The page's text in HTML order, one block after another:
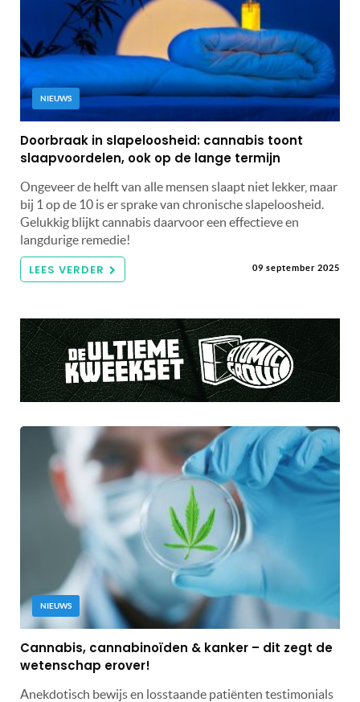
NIEUWS
Doorbraak in slapeloosheid: cannabis toont
slaapvoordelen, ook op de lange termijn
Ongeveer de helft van alle mensen slaapt niet lekker, maar
bij 1 op de 10 is er sprake van chronische slapeloosheid.
Gelukkig blijkt cannabis daarvoor een effectieve en
langdurige remedie!
LEES VERDER 09 september 2025
NIEUWS
Cannabis, cannabinoïden & kanker – dit zegt de
wetenschap erover!
Anekdotisch bewijs en losstaande patiënten testimonials